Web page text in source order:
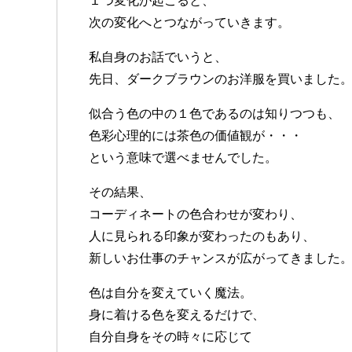
次の変化へとつながっていきます。
私自身のお話でいうと、
先日、ダークブラウンのお洋服を買いました。
似合う色の中の１色であるのは知りつつも、
色彩心理的には茶色の価値観が・・・
という意味で選べませんでした。
その結果、
コーディネートの色合わせが変わり、
人に見られる印象が変わったのもあり、
新しいお仕事のチャンスが広がってきました。
色は自分を変えていく魔法。
身に着ける色を変えるだけで、
自分自身をその時々に応じて